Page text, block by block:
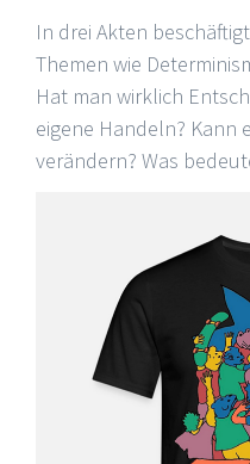
In drei Akten
Themen wie
Hat man wirklich
eigene Handeln? Kann
verändern? Was